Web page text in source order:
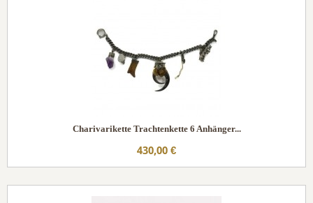
Charivarikette Trachtenkette 6 Anhänger...
430,00 €